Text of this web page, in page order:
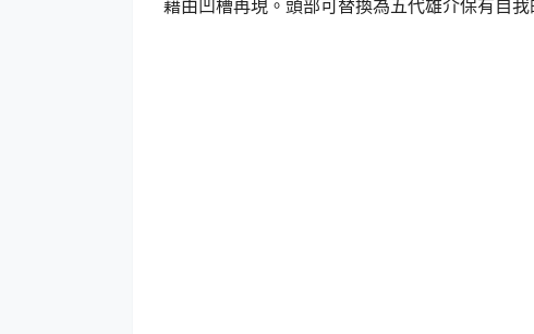
藉由凹槽再現。頭部可替換為五代雄介保有自